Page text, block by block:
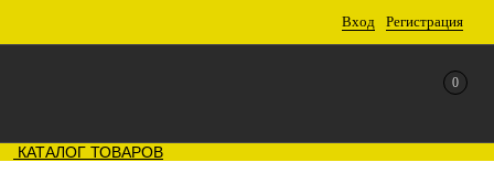
Вход Регистрация
0
КАТАЛОГ ТОВАРОВ